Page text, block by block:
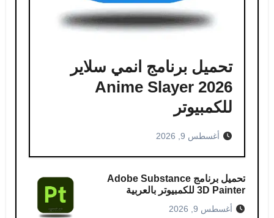
تحميل برنامج انمي سلاير​
Anime Slayer 2026
للكمبيوتر
أغسطس 9, 2026
تحميل برنامج Adobe Substance
3D Painter للكمبيوتر بالعربية
أغسطس 9, 2026